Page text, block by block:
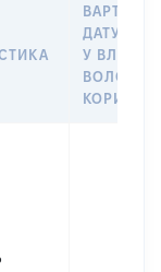
ВАРТІСТЬ
ДАТУ
У